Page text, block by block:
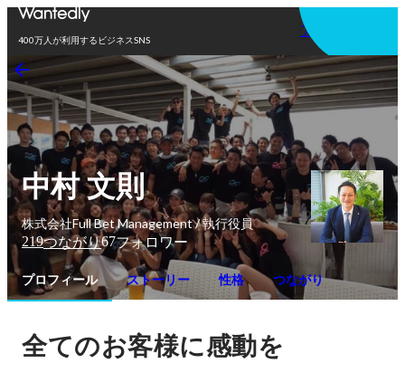
400万人が利用するビジネスSNS
アプリを使う
中村 文則
株式会社Full Bet Management / 執行役員
219つながり67フォロワー
プロフィール ストーリー 性格 つながり
全てのお客様に感動を